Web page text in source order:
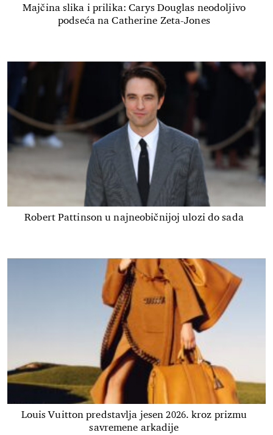
Majčina slika i prilika: Carys Douglas neodoljivo
podseća na Catherine Zeta-Jones
Robert Pattinson u najneobičnijoj ulozi do sada
Louis Vuitton predstavlja jesen 2026. kroz prizmu
savremene arkadije